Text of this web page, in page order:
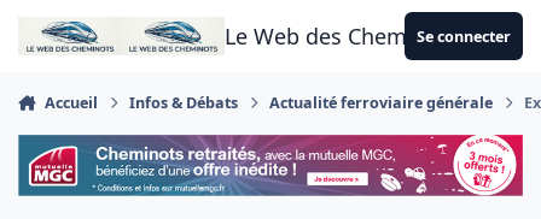
Aller au contenu
Le Web des CheminotsSe connecter
Accueil Infos & Débats Actualité ferroviaire générale